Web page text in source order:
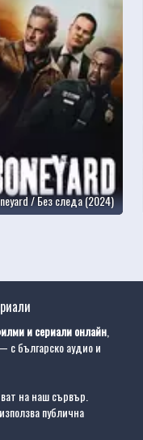
/ Без следа (2024)
и сериали онлайн
с българско аудио и
на наш сървър.
публична